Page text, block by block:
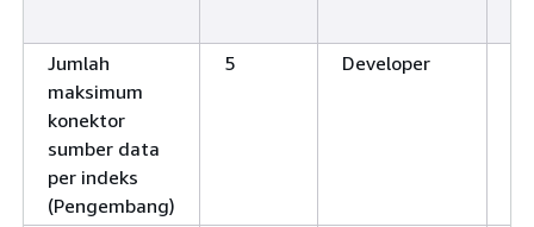
Jumlah
maksimum
konektor
sumber data
per indeks
(Pengembang)
5 Developer